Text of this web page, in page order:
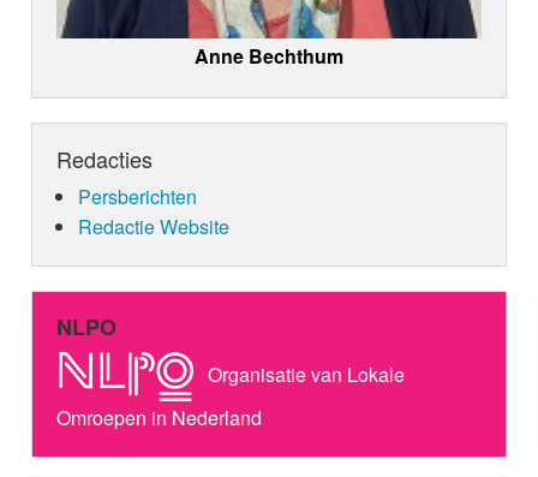
Anne Bechthum
Redacties
Persberichten
Redactie Website
NLPO
Organisatie van Lokale
Omroepen in Nederland